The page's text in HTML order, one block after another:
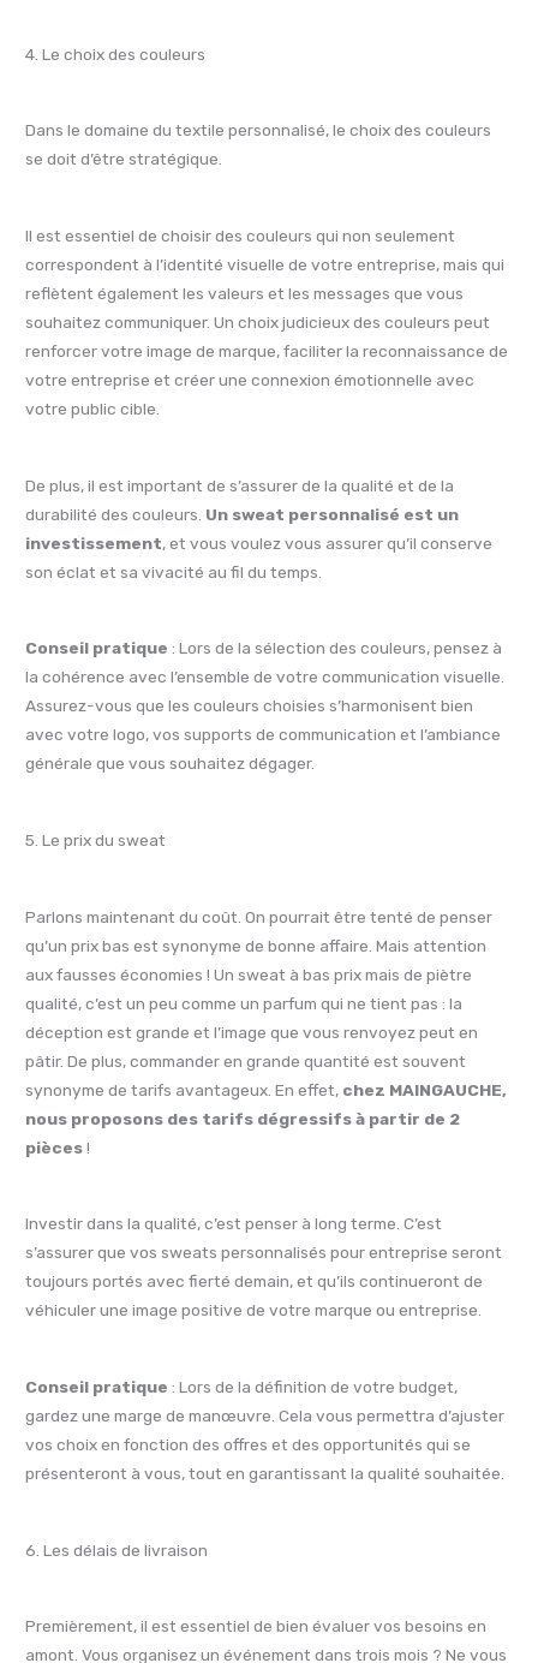
4. Le choix des couleurs
Dans le domaine du textile personnalisé, le choix des couleurs
se doit d’être stratégique.
Il est essentiel de choisir des couleurs qui non seulement
correspondent à l’identité visuelle de votre entreprise, mais qui
reflètent également les valeurs et les messages que vous
souhaitez communiquer. Un choix judicieux des couleurs peut
renforcer votre image de marque, faciliter la reconnaissance de
votre entreprise et créer une connexion émotionnelle avec
votre public cible.
De plus, il est important de s’assurer de la qualité et de la
durabilité des couleurs. Un sweat personnalisé est un
investissement, et vous voulez vous assurer qu’il conserve
son éclat et sa vivacité au fil du temps.
Conseil pratique : Lors de la sélection des couleurs, pensez à
la cohérence avec l’ensemble de votre communication visuelle.
Assurez-vous que les couleurs choisies s’harmonisent bien
avec votre logo, vos supports de communication et l’ambiance
générale que vous souhaitez dégager.
5. Le prix du sweat
Parlons maintenant du coût. On pourrait être tenté de penser
qu’un prix bas est synonyme de bonne affaire. Mais attention
aux fausses économies ! Un sweat à bas prix mais de piètre
qualité, c’est un peu comme un parfum qui ne tient pas : la
déception est grande et l’image que vous renvoyez peut en
pâtir. De plus, commander en grande quantité est souvent
synonyme de tarifs avantageux. En effet, chez MAINGAUCHE,
nous proposons des tarifs dégressifs à partir de 2
pièces!
Investir dans la qualité, c’est penser à long terme. C’est
s’assurer que vos sweats personnalisés pour entreprise seront
toujours portés avec fierté demain, et qu’ils continueront de
véhiculer une image positive de votre marque ou entreprise.
Conseil pratique : Lors de la définition de votre budget,
gardez une marge de manœuvre. Cela vous permettra d’ajuster
vos choix en fonction des offres et des opportunités qui se
présenteront à vous, tout en garantissant la qualité souhaitée.
6. Les délais de livraison
Premièrement, il est essentiel de bien évaluer vos besoins en
amont. Vous organisez un événement dans trois mois ? Ne vous